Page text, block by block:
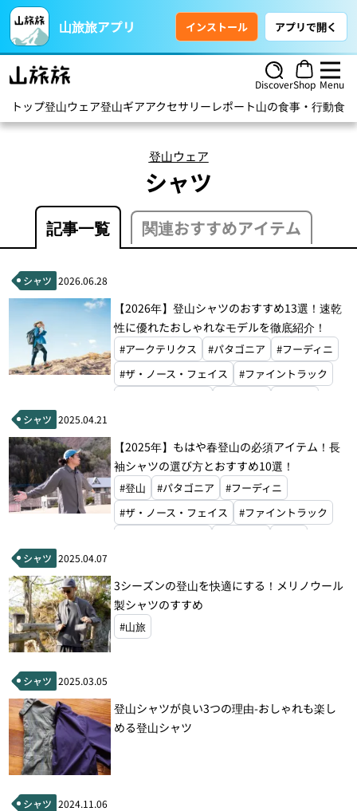
山旅旅アプリ インストール アプリで開く
DiscoverShop Menu
トップ登山ウェア登山ギアアクセサリー レポート山の食事・行動食
登山ウェア
シャツ
記事一覧 関連おすすめアイテム
シャツ 2026.06.28
【2026年】登山シャツのおすすめ13選！速乾
性に優れたおしゃれなモデルを徹底紹介！
#アークテリクス #パタゴニア
#フーディニ
#ザ・ノース・フェイス
#ファイントラック
シャツ 2025.04.21
【2025年】もはや春登山の必須アイテム！長
袖シャツの選び方とおすすめ10選！
#登山 #パタゴニア
#フーディニ
#ザ・ノース・フェイス
#ファイントラック
シャツ 2025.04.07
3シーズンの登山を快適にする！メリノウール
製シャツのすすめ
#山旅
シャツ 2025.03.05
登山シャツが良い3つの理由-おしゃれも楽し
める登山シャツ
シャツ 2024.11.06